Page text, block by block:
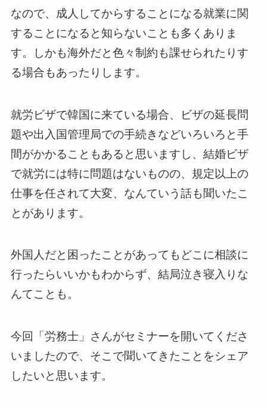
なので、成人してからすることになる就業に関
することになると知らないことも多くありま
す。しかも海外だと色々制約も課せられたりす
る場合もあったりします。
就労ビザで韓国に来ている場合、ビザの延長問
題や出入国管理局での手続きなどいろいろと手
間がかかることもあると思いますし、結婚ビザ
で就労には特に問題はないものの、規定以上の
仕事を任されて大変、なんていう話も聞いたこ
とがあります。
外国人だと困ったことがあってもどこに相談に
行ったらいいかもわからず、結局泣き寝入りな
んてことも。
今回「労務士」さんがセミナーを開いてくださ
いましたので、そこで聞いてきたことをシェア
したいと思います。